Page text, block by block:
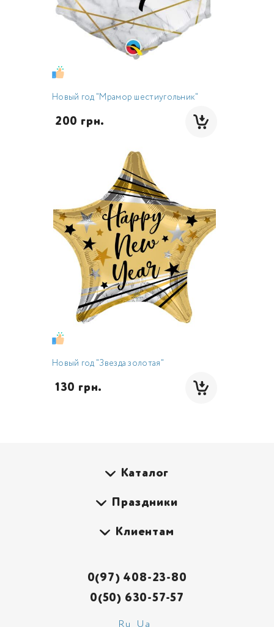
Новый год "Мрамор шестиугольник"
200 грн.
Новый год "Звезда золотая"
130 грн.
Каталог
Праздники
Клиентам
0(97) 408-23-80
0(50) 630-57-57
Ru Ua